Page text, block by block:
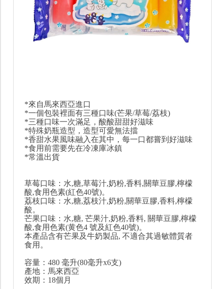
*來自馬來西亞進口
*一個包裝裡面有三種口味(芒果/草莓/荔枝)
*三種口味一次滿足，酸酸甜甜好滋味
*特殊奶瓶造型，造型可愛無法擋
*香甜水果風味融入在其中，每一口都嘗到好滋味
*食用前需要先在冷凍庫冰鎮
*常溫出貨
草莓口味：水,糖,草莓汁,奶粉,香料,關華豆膠,檸檬
酸,食用色素(紅色40號)。
荔枝口味：水,糖,荔枝汁,奶粉,關華豆膠,香料,檸檬
酸。
芒果口味：水,糖, 芒果汁,奶粉,香料, 關華豆膠,檸檬
酸,食用色素(黄色4 號及紅色40號)。
本產品含有芒果及牛奶製品, 不適合其過敏體質者
食用。
容量：480 毫升(80毫升x6支)
產地：馬來西亞
效期：18個月